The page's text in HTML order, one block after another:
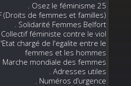
. Osez le féminisme 25
(Droits de femmes et familles)
. Solidarité Femmes Belfort
Collectif féministe contre le viol
chargé de l'egalite entre le
femmes et les hommes
Marche mondiale des femmes
. Adresses utiles
. Numéros d’urgence